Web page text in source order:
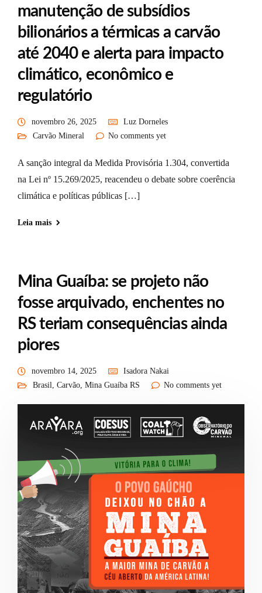
manutenção de subsídios
bilionários a térmicas a carvão
até 2040 e alerta para impacto
climático, econômico e
regulatório
novembro 26, 2025
Luz Dorneles
Carvão Mineral
No comments yet
A sanção integral da Medida Provisória 1.304, convertida
na Lei nº 15.269/2025, reacendeu o debate sobre coerência
climática e políticas públicas […]
Leia mais
Mina Guaíba: se projeto não
fosse arquivado, enchentes no
RS teriam consequências ainda
piores
novembro 14, 2025
Isadora Nakai
Brasil Carvão Mina Guaíba RS No comments yet